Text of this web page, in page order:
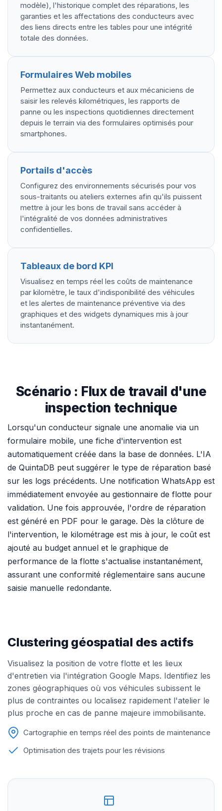
modèle), l'historique complet des réparations, les
garanties et les affectations des conducteurs avec
des liens directs entre les tables pour une intégrité
totale des données.
Formulaires Web mobiles
Permettez aux conducteurs et aux mécaniciens de
saisir les relevés kilométriques, les rapports de
panne ou les inspections quotidiennes directement
depuis le terrain via des formulaires optimisés pour
smartphones.
Portails d'accès
Configurez des environnements sécurisés pour vos
sous-traitants ou ateliers externes afin qu'ils puissent
mettre à jour les bons de travail sans accéder à
l'intégralité de vos données administratives
confidentielles.
Tableaux de bord KPI
Visualisez en temps réel les coûts de maintenance
par kilomètre, le taux d'indisponibilité des véhicules
et les alertes de maintenance préventive via des
graphiques et des widgets dynamiques mis à jour
instantanément.
Scénario : Flux de travail d'une
inspection technique
Lorsqu'un conducteur signale une anomalie via un
formulaire mobile, une fiche d'intervention est
automatiquement créée dans la base de données. L'IA
de QuintaDB peut suggérer le type de réparation basé
sur les logs précédents. Une notification WhatsApp est
immédiatement envoyée au gestionnaire de flotte pour
validation. Une fois approuvée, l'ordre de réparation
est généré en PDF pour le garage. Dès la clôture de
l'intervention, le kilométrage est mis à jour, le coût est
ajouté au budget annuel et le graphique de
performance de la flotte s'actualise instantanément,
assurant une conformité réglementaire sans aucune
saisie manuelle redondante.
Clustering géospatial des actifs
Visualisez la position de votre flotte et les lieux
d'entretien via l'intégration Google Maps. Identifiez les
zones géographiques où vos véhicules subissent le
plus de contraintes ou localisez rapidement l'atelier le
plus proche en cas de panne majeure immobilisante.
Cartographie en temps réel des points de maintenance
Optimisation des trajets pour les révisions